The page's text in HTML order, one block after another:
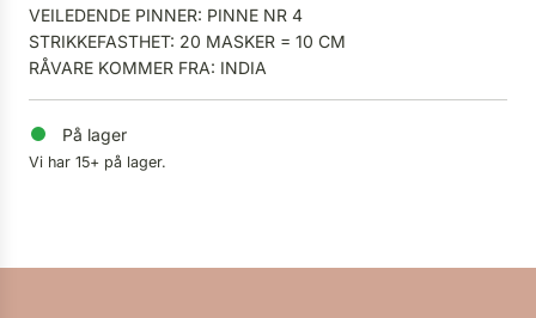
VEILEDENDE PINNER: PINNE NR 4
STRIKKEFASTHET: 20 MASKER = 10 CM
RÅVARE KOMMER FRA: INDIA
På lager
Vi har 15+ på lager.